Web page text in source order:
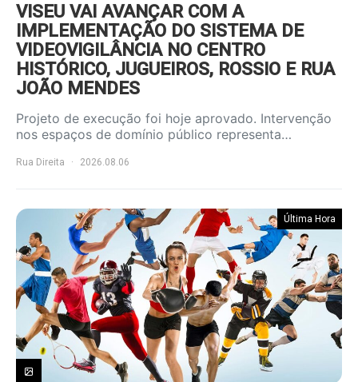
VISEU VAI AVANÇAR COM A
IMPLEMENTAÇÃO DO SISTEMA DE
VIDEOVIGILÂNCIA NO CENTRO
HISTÓRICO, JUGUEIROS, ROSSIO E RUA
JOÃO MENDES
Projeto de execução foi hoje aprovado. Intervenção
nos espaços de domínio público representa…
Rua Direita 2026.08.06
Última Hora